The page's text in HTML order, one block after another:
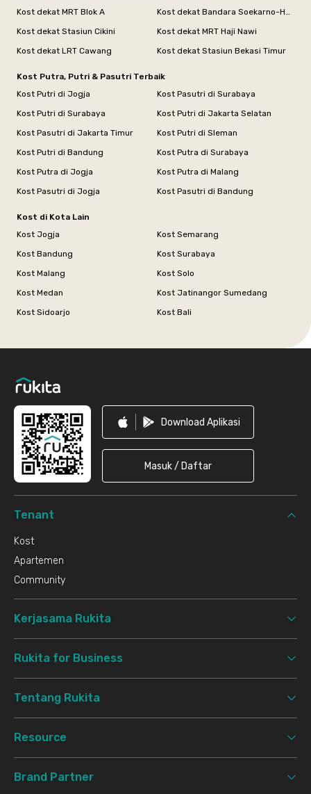
Kost dekat MRT Blok A
Kost dekat Bandara Soekarno-Hatta
Kost dekat Stasiun Cikini
Kost dekat MRT Haji Nawi
Kost dekat LRT Cawang
Kost dekat Stasiun Bekasi Timur
Kost Putra, Putri & Pasutri Terbaik
Kost Putri di Jogja
Kost Pasutri di Surabaya
Kost Putri di Surabaya
Kost Putri di Jakarta Selatan
Kost Pasutri di Jakarta Timur
Kost Putri di Sleman
Kost Putri di Bandung
Kost Putra di Surabaya
Kost Putra di Jogja
Kost Putra di Malang
Kost Pasutri di Jogja
Kost Pasutri di Bandung
Kost di Kota Lain
Kost Jogja
Kost Semarang
Kost Bandung
Kost Surabaya
Kost Malang
Kost Solo
Kost Medan
Kost Jatinangor Sumedang
Kost Sidoarjo
Kost Bali
Download Aplikasi
Masuk / Daftar
Tenant
Kost
Apartemen
Community
Kerjasama Rukita
Rukita for Business
Tentang Rukita
Resource
Brand Partner